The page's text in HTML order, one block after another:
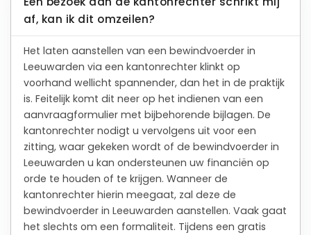
af, kan ik dit omzeilen?
Het laten aanstellen van een bewindvoerder in
Leeuwarden via een kantonrechter klinkt op
voorhand wellicht spannender, dan het in de praktijk
is. Feitelijk komt dit neer op het indienen van een
aanvraagformulier met bijbehorende bijlagen. De
kantonrechter nodigt u vervolgens uit voor een
zitting, waar gekeken wordt of de bewindvoerder in
Leeuwarden u kan ondersteunen uw financiën op
orde te houden of te krijgen. Wanneer de
kantonrechter hierin meegaat, zal deze de
bewindvoerder in Leeuwarden aanstellen. Vaak gaat
het slechts om een formaliteit. Tijdens een gratis